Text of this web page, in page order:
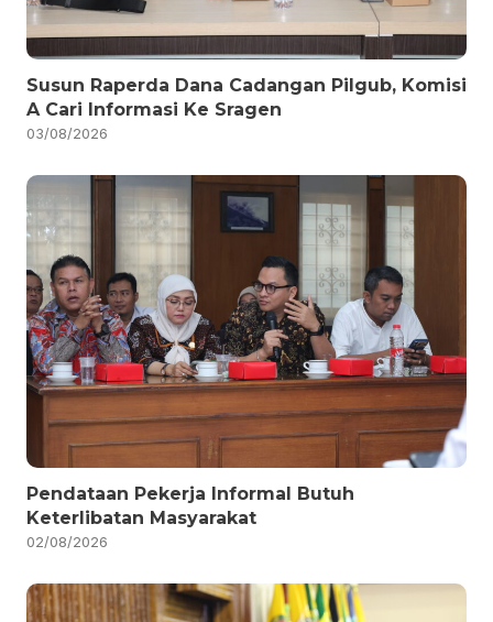
Susun Raperda Dana Cadangan Pilgub, Komisi
A Cari Informasi Ke Sragen
03/08/2026
Pendataan Pekerja Informal Butuh
Keterlibatan Masyarakat
02/08/2026